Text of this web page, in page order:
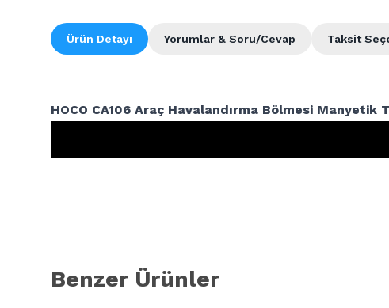
Ürün Detayı Taksit
Yorumlar & Soru/Cevap
HOCO CA106 Araç Havalandırma Bölmesi Manyetik
Benzer Ürünler